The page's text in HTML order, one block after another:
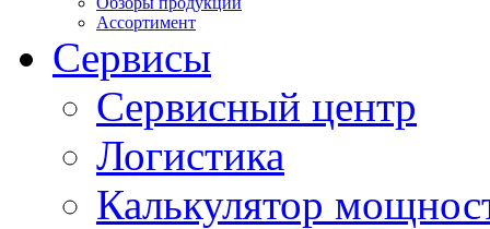
Ассортимент
Сервисы
Сервисный центр
Логистика
Калькулятор